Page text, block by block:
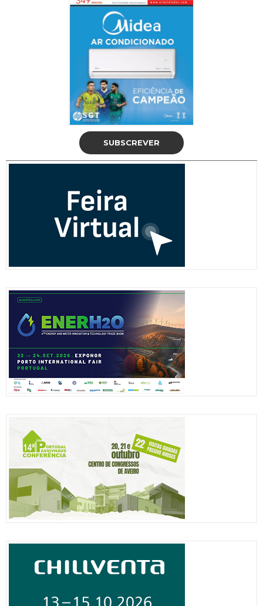
SUBSCREVER